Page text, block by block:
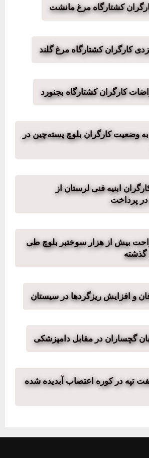
کشتارگاه مرغ مانشت
کارگران کشتارگاه مرغ گلند
کارگران کشتارگاه بجنورد
وضعیت کارگران بلوچ پسته‌چین در
ابنیه فنی لرستان از
پرداخت
بیش از هزار سوختبر بلوچ طی
و افزایش ریزگردها در سیستان
گچساران در مقابل دامپزشکی
تپه در کوره اعتصاب آبدیده شده